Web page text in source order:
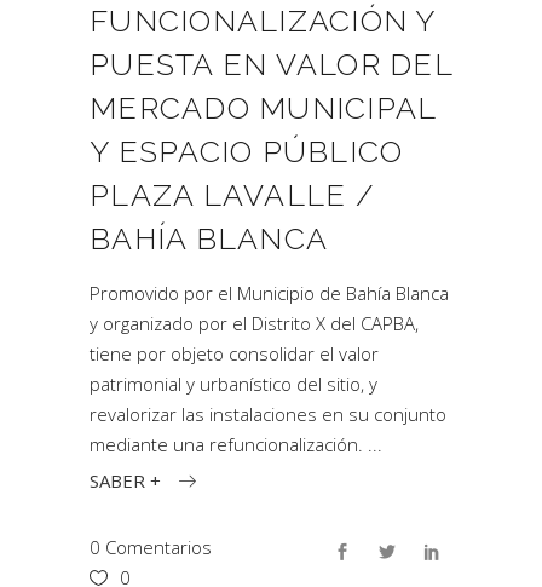
FUNCIONALIZACIÓN Y
PUESTA EN VALOR DEL
MERCADO MUNICIPAL
Y ESPACIO PÚBLICO
PLAZA LAVALLE /
BAHÍA BLANCA
Promovido por el Municipio de Bahía Blanca
y organizado por el Distrito X del CAPBA,
tiene por objeto consolidar el valor
patrimonial y urbanístico del sitio, y
revalorizar las instalaciones en su conjunto
mediante una refuncionalización.
SABER +
0 Comentarios
0